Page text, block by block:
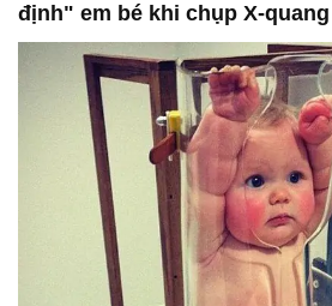
định" em bé khi chụp X-quang